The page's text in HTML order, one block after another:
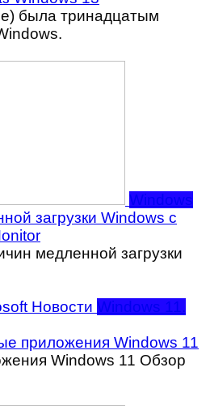
была тринадцатым
Windows
загрузки Windows с
медленной загрузки
Windows 11.
приложения Windows 11
Windows 11 Обзор